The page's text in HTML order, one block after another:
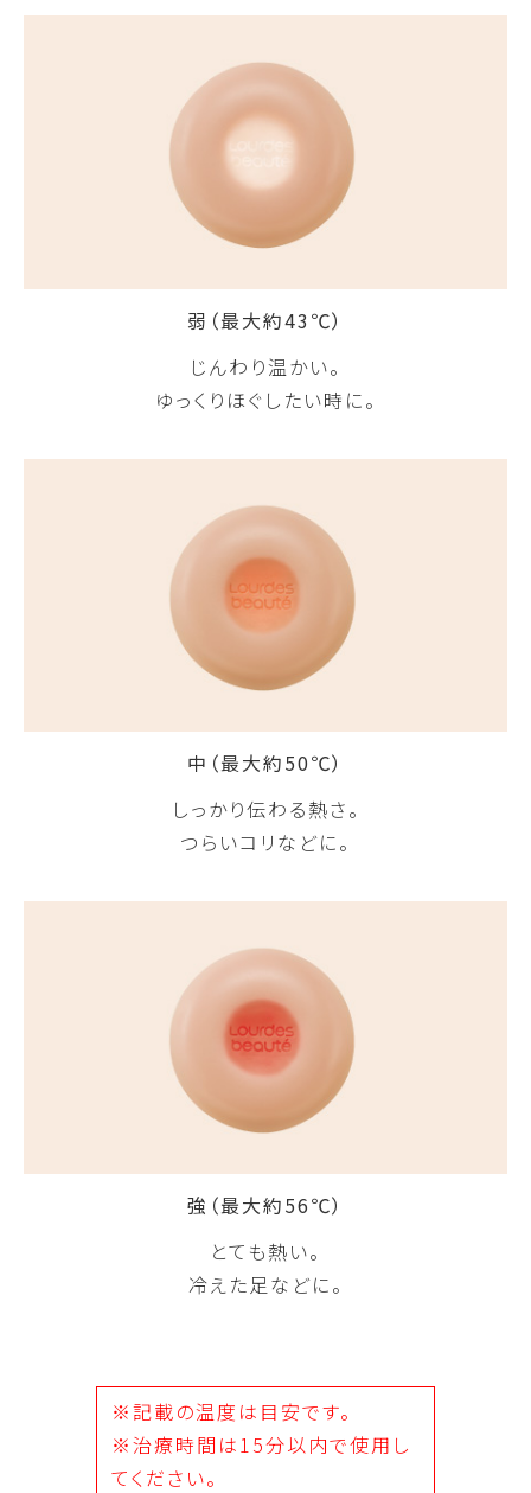
弱（最大約43℃）
じんわり温かい。
ゆっくりほぐしたい時に。
中（最大約50℃）
しっかり伝わる熱さ。
つらいコリなどに。
強（最大約56℃）
とても熱い。
冷えた足などに。
※記載の温度は目安です。
※治療時間は15分以内で使用し
てください。